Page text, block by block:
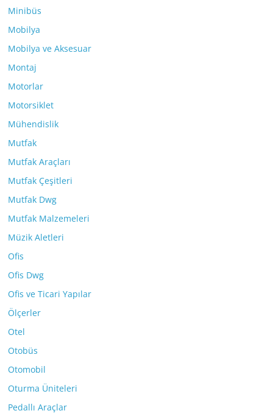
Minibüs
Mobilya
Mobilya ve Aksesuar
Montaj
Motorlar
Motorsiklet
Mühendislik
Mutfak
Mutfak Araçları
Mutfak Çeşitleri
Mutfak Dwg
Mutfak Malzemeleri
Müzik Aletleri
Ofis
Ofis Dwg
Ofis ve Ticari Yapılar
Ölçerler
Otel
Otobüs
Otomobil
Oturma Üniteleri
Pedallı Araçlar